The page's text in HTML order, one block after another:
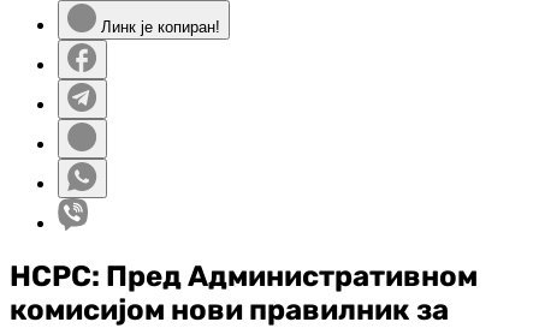
Линк је копиран!
НСРС: Пред Административном
комисијом нови правилник за